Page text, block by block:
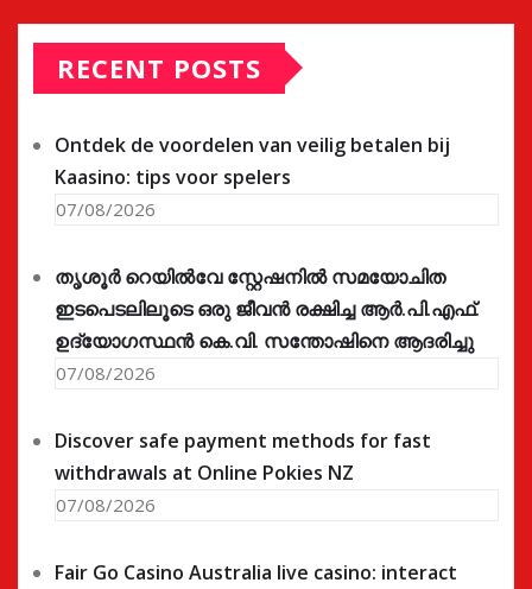
RECENT POSTS
Ontdek de voordelen van veilig betalen bij
Kaasino: tips voor spelers
07/08/2026
തൃശൂർ റെയിൽവേ സ്റ്റേഷനിൽ സമയോചിത
ഇടപെടലിലൂടെ ഒരു ജീവൻ രക്ഷിച്ച ആർ.പി.എഫ്.
ഉദ്യോഗസ്ഥൻ കെ.വി. സന്തോഷിനെ ആദരിച്ചു
07/08/2026
Discover safe payment methods for fast
withdrawals at Online Pokies NZ
07/08/2026
Fair Go Casino Australia live casino: interact